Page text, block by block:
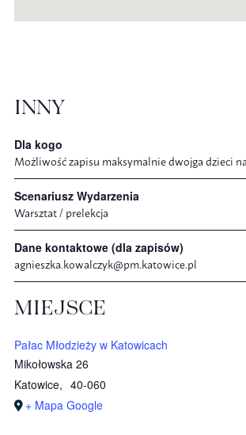
MIEJSCE
Pałac Młodzieży w Katowicach
Mikołowska 26
Katowice, 40-060
+ Mapa Google
INNY
Dla kogo
Możliwość zapisu maksymalnie dwojga dzieci
Scenariusz Wydarzenia
Warsztat / prelekcja
Dane kontaktowe (dla zapisów)
agnieszka.kowalczyk@pm.katowice.pl